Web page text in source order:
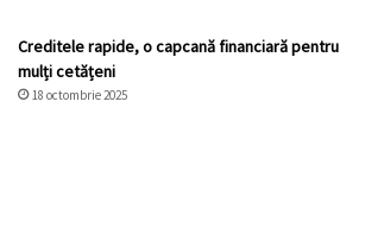
Creditele rapide, o capcană financiară pentru
mulți cetățeni
18 octombrie 2025